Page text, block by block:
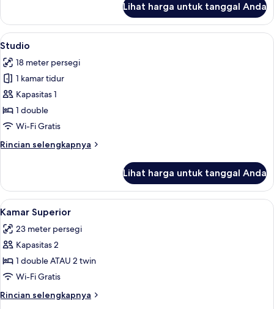
Kamar
Lihat harga untuk tanggal Anda
Lihat
semua
foto
untuk
Studio
Studio | Minibar, brankas, setrika/
2
Studio
18 meter persegi
1 kamar tidur
Kapasitas 1
1 double
Wi-Fi Gratis
Rincian selengkapnya
Rincian
Studio
Lihat harga untuk tanggal Anda
Lihat
semua
foto
untuk
Kamar
Superior
Kamar Superior | Minibar, brankas,
3
Kamar Superior
23 meter persegi
Kapasitas 2
1 double ATAU 2 twin
Wi-Fi Gratis
Rincian selengkapnya
Rincian